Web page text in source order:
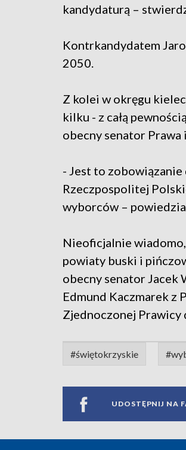
kandydaturą –
Kontrkandydatem
2050.
Z kolei w okręgu
kilku - z całą
obecny senator Prawa
- Jest to zobowiązanie
Rzeczpospolitej
wyborców –
Nieoficjalnie
powiaty buski i
obecny senator Jacek
Edmund Kaczmarek z
Zjednoczonej Prawicy
#świętokrzyskie
UDOSTĘPNIJ NA